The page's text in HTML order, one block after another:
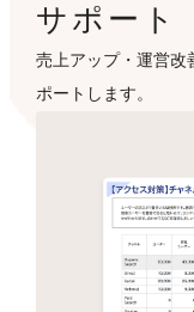
サポート
売上アップ・運営改
ポートします。